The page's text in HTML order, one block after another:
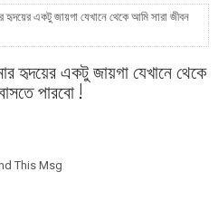
একটু জায়গা যেখানে থেকে আমি সারা জীবন
হৃদয়ের একটু জায়গা যেখানে থেকে
পারবো !
This Msg